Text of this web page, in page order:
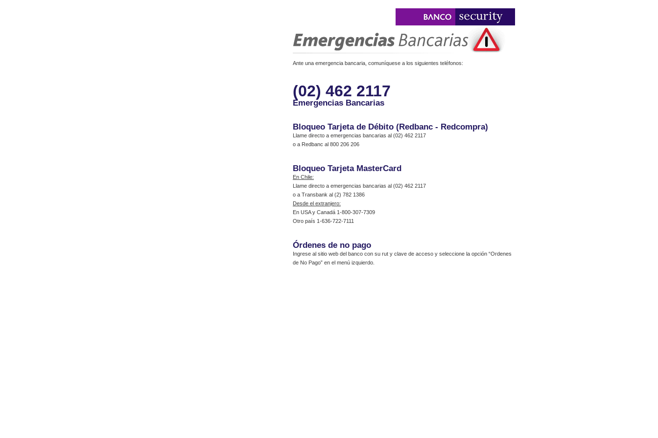
Ante una emergencia bancaria, comuníquese a los siguientes teléfonos:
(02) 462 2117
Emergencias Bancarias
Bloqueo Tarjeta de Débito (Redbanc - Redcompra)
Llame directo a emergencias bancarias al (02) 462 2117
o a Redbanc al 800 206 206
Bloqueo Tarjeta MasterCard
En Chile:
Llame directo a emergencias bancarias al (02) 462 2117
o a Transbank al (2) 782 1386
Desde el extranjero:
En USA y Canadá 1-800-307-7309
Otro país 1-636-722-7111
Órdenes de no pago
Ingrese al sitio web del banco con su rut y clave de acceso y seleccione la opción “Ordenes
de No Pago” en el menú izquierdo.